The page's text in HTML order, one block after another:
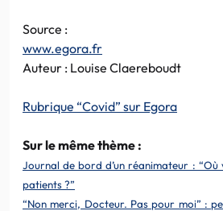
Source :
www.egora.fr
Auteur : Louise Claereboudt
Rubrique “Covid” sur Egora
Sur le même thème :
Journal de bord d’un réanimateur :
patients ?”
“Non merci, Docteur. Pas pour moi” :